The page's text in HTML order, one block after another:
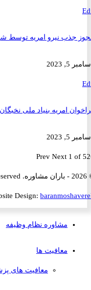
نیرو امریه توسط شرکت های
امریه بنیاد ملی نخبگان سال
PrevNext 1
Website Design:
مشاوره نظام وظیفه
معافیت ها
معافیت های پزشکی